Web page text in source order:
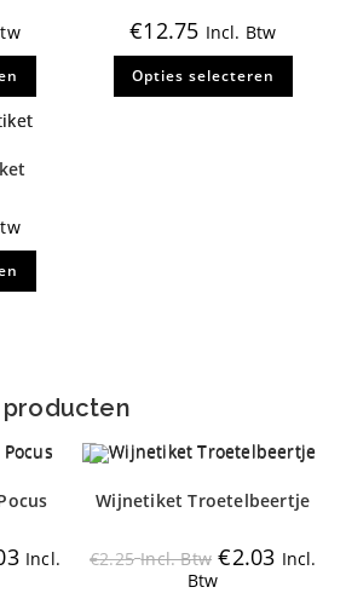
Dit
heeft
de
€12.75 Incl. Btw
Opties selecteren
Dit
heeft
Dit
heeft
worden
de
productpagina
Incl.
Wijnetiket Troetelbeertje
€2.25 Incl. Btw €2.03 Incl.
Btw